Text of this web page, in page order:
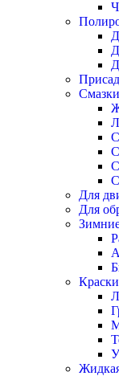
Смазки
Для
Для
Краски